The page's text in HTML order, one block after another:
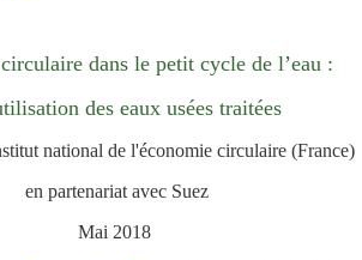
dans le petit cycle de l’eau :
des eaux usées traitées
national de l'économie circulaire (France)
en partenariat avec Suez
Mai 2018